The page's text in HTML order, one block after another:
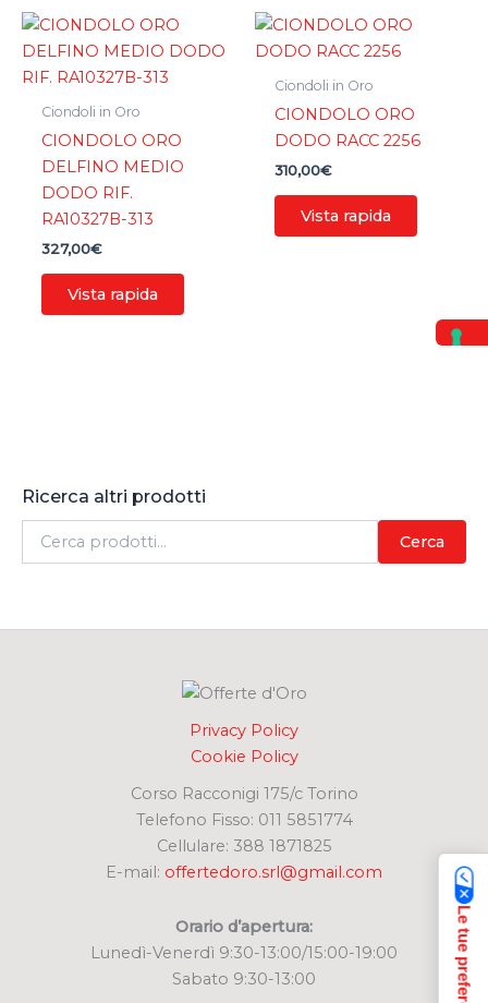
Ricerca altri prodotti
Cerca
Ciondoli in Oro
CIONDOLO ORO
DELFINO MEDIO
DODO RIF.
RA10327B-313
327,00€
Vista rapida
Ciondoli in Oro
CIONDOLO ORO
DODO RACC 2256
310,00€
Vista rapida
Privacy Policy
Cookie Policy
Corso Racconigi 175/c Torino
Telefono Fisso: 011 5851774
Cellulare: 388 1871825
E-mail: offertedoro.srl@gmail.com
Orario d’apertura:
Lunedì-Venerdì 9:30-13:00/15:00-19:00
Sabato 9:30-13:00